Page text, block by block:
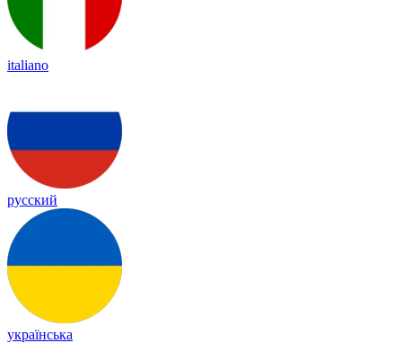
italiano
русский
українська